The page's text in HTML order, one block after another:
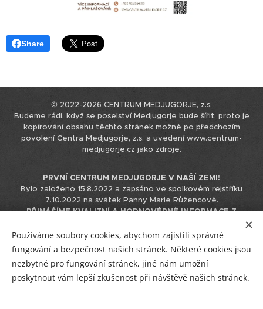
Share
© 2022-2026 CENTRUM MEDJUGORJE, z.s.
Budeme rádi, když se poselství Medjugorje bude šířit, proto je
kopírování obsahu těchto stránek možné po předchozím
povolení Centra Medjugorje, z.s. a uvedení www.centrum-
medjugorje.cz jako zdroje.
PRVNÍ CENTRUM MEDJUGORJE V NAŠÍ ZEMI!
Bylo založeno 15.8.2022 a zapsáno ve spolkovém rejstříku
7.10.2022 na svátek Panny Marie Růžencové.
PŘINÁŠÍME KVALITNÍ A HODNOVĚRNÉ INFORMACE Z
Tyto informace čerpáme přímo z originálního
zdroje v chorvatštině, nepoužíváme k tomu podklady již
přeložené do jiných jazyků, čímž eliminujeme možnost zkreslení
informace při překládání překladu.
IČO 17544866 / +420 723 230 310 / info@centrum-medjugorje.cz
Facebook/Instagram /YouTube
Používáme soubory cookies, abychom zajistili správné
fungování a bezpečnost našich stránek. Některé cookies jsou
nezbytné pro fungování stránek, jiné nám umožní
poskytnout vám lepší zkušenost při návštěvě našich stránek.